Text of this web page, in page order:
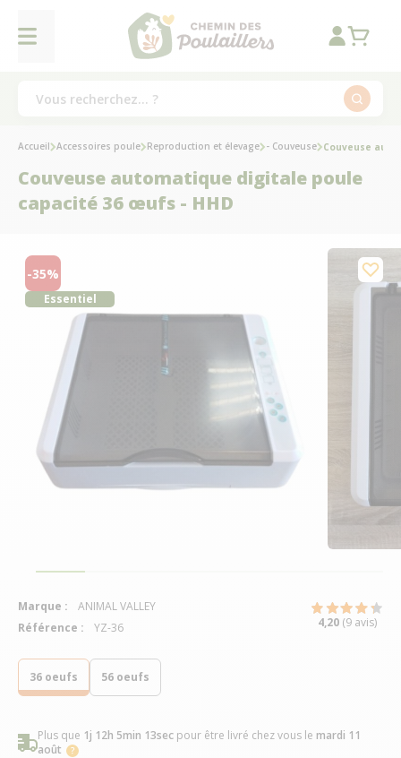
36 oeufs 56 oeufs
Plus que 1j 12h 5min 13sec pour être livré chez vous le mardi 11
août
Accueil Accessoires poule Reproduction et élevage - Couveuse Couveuse
Couveuse automatique digitale poule
capacité 36 œufs - HHD
-35%
Essentiel
Marque :
ANIMAL VALLEY
Référence :
YZ-36 4,20 (9 avis)